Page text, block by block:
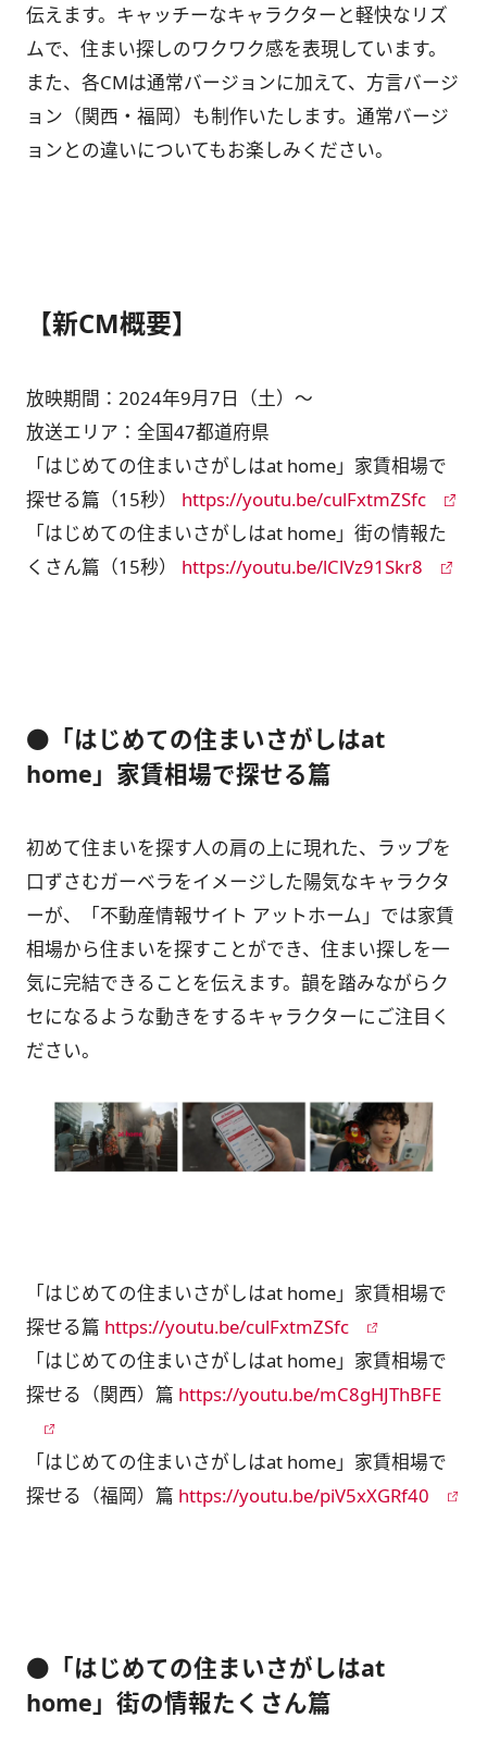
伝えます。キャッチーなキャラクターと軽快なリズ
ムで、住まい探しのワクワク感を表現しています。
また、各CMは通常バージョンに加えて、方言バージ
ョン（関西・福岡）も制作いたします。通常バージ
ョンとの違いについてもお楽しみください。
【新CM概要】
放映期間：2024年9月7日（土）～
放送エリア：全国47都道府県
「はじめての住まいさがしはat home」家賃相場で
探せる篇（15秒） https://youtu.be/culFxtmZSfc
「はじめての住まいさがしはat home」街の情報た
くさん篇（15秒） https://youtu.be/lClVz91Skr8
●「はじめての住まいさがしはat
home」家賃相場で探せる篇
初めて住まいを探す人の肩の上に現れた、ラップを
口ずさむガーベラをイメージした陽気なキャラクタ
ーが、「不動産情報サイト アットホーム」では家賃
相場から住まいを探すことができ、住まい探しを一
気に完結できることを伝えます。韻を踏みながらク
セになるような動きをするキャラクターにご注目く
ださい。
「はじめての住まいさがしはat home」家賃相場で
探せる篇 https://youtu.be/culFxtmZSfc
「はじめての住まいさがしはat home」家賃相場で
探せる（関西）篇 https://youtu.be/mC8gHJThBFE
「はじめての住まいさがしはat home」家賃相場で
探せる（福岡）篇 https://youtu.be/piV5xXGRf40
●「はじめての住まいさがしはat
home」街の情報たくさん篇